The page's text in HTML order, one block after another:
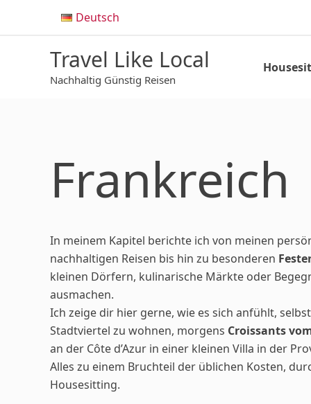
Deutsch
Travel Like Local
Nachhaltig Günstig Reisen
Frankreich
In meinem Kapitel berichte ich von meinen
nachhaltigen Reisen bis hin zu besonderen
kleinen Dörfern, kulinarische Märkte oder
ausmachen.
Ich zeige dir hier gerne, wie es sich anfühlt,
Stadtviertel zu wohnen, morgens Croissants
an der Côte d’Azur in einer kleinen Villa in der
Alles zu einem Bruchteil der üblichen Kosten,
Housesitting.